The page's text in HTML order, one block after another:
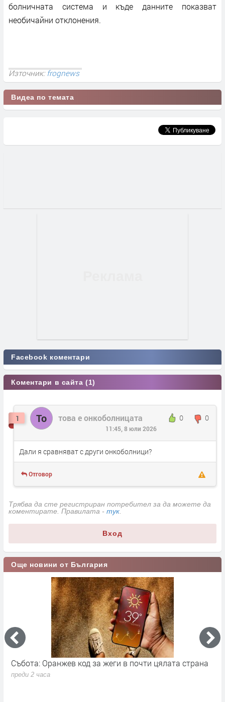
болничната система и къде данните показват
необичайни отклонения.
Източник:frognews
Видеа по темата
Facebook коментари
Коментари в сайта (1)
1 То това е онкоболницата 0 0
11:45, 8 юли 2026
Дали я сравняват с други онкоболници?
Отговор
Трябва да сте регистриран потребител за да можете да
коментирате. Правилата - тук.
Вход
Още новини от България
Събота: Оранжев код за жеги в почти цялата страна
преди 2 часа